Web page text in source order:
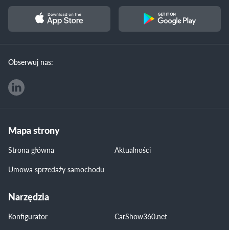
Obserwuj nas:
Mapa strony
Strona główna
Aktualności
Umowa sprzedaży samochodu
Narzędzia
Konfigurator CarShow360.net